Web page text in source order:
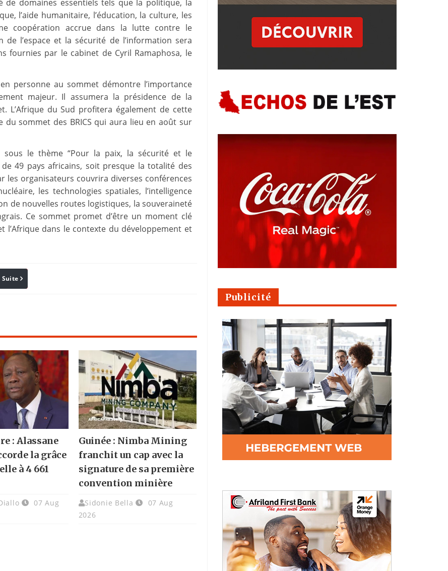
de domaines essentiels tels que la politique, la
l’aide humanitaire, l’éducation, la culture, les
coopération accrue dans la lutte contre le
l’espace et la sécurité de l’information sera
fournies par le cabinet de Cyril Ramaphosa, le
personne au sommet démontre l’importance
majeur. Il assumera la présidence de la
L’Afrique du Sud profitera également de cette
sommet des BRICS qui aura lieu en août sur
sous le thème “Pour la paix, la sécurité et le
49 pays africains, soit presque la totalité des
les organisateurs couvrira diverses conférences
les technologies spatiales, l’intelligence
de nouvelles routes logistiques, la souveraineté
Ce sommet promet d’être un moment clé
dans le contexte du développement et
Pinterest
Suite
: Alassane
la grâce
à 4 661
07 Aug
Guinée : Nimba Mining
franchit un cap avec la
signature de sa première
convention minière
Sidonie Bella
07 Aug
2026
Publicité